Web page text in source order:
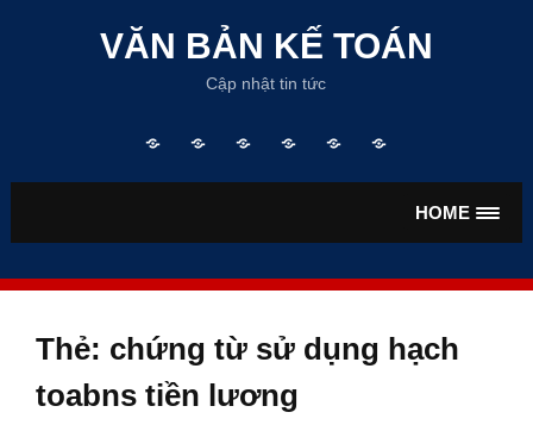
content
VĂN BẢN KẾ TOÁN
Cập nhật tin tức
chủ
VẤN
BẢN
BẢN
LƯƠNGHIỂM
HOME
Thẻ: chứng từ sử dụng hạch
toabns tiền lương